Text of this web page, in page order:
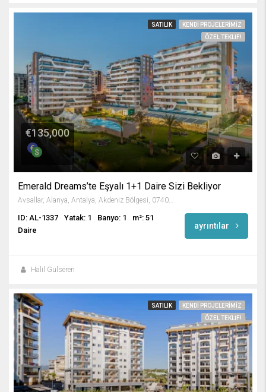
SATILIK
KENDI PROJELERIMIZ
ÖZEL TEKLIF!
€135,000
Emerald Dreams’te Eşyalı 1+1 Daire Sizi Bekliyor
Avsallar, Alanya, Antalya, Akdeniz Bölgesi, 07407, Türkiye
ID: AL-1337 Yatak: 1 Banyo: 1
m²: 51
Daire
ayrıntılar
Halil Gülseren
SATILIK
KENDI PROJELERIMIZ
ÖZEL TEKLIF!